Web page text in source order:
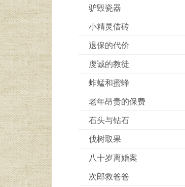
驴毁瓷器
小精灵借砖
退保的代价
虔诚的教徒
蚱蜢和蜜蜂
老年昂贵的保费
石头与钻石
伐树取果
八十岁离婚案
次郎救爸爸